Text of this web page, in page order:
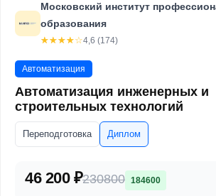
Московский институт
образования
☆☆☆☆☆
★★★★★4,6 (174)
Автоматизация
Автоматизация инженерных и
строительных технологий
Переподготовка Диплом
46 200 ₽230800 184600